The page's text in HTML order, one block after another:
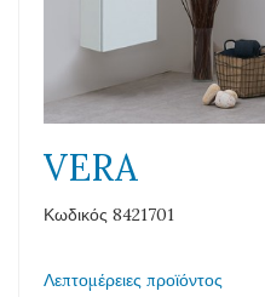
VERA
Κωδικός 8421701
Λεπτομέρειες προϊόντος